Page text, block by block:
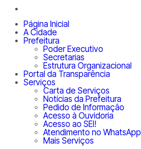
Página Inicial
A Cidade
Prefeitura
Poder Executivo
Secretarias
Estrutura Organizacional
Portal da Transparência
Serviços
Carta de Serviços
Notícias da Prefeitura
Pedido de Informação
Acesso à Ouvidoria
Acesso ao SEI!
Atendimento no WhatsApp
Mais Serviços